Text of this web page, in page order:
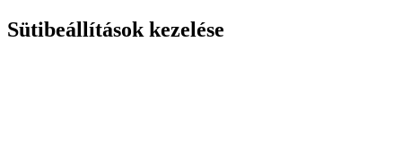
Sütibeállítások kezelése